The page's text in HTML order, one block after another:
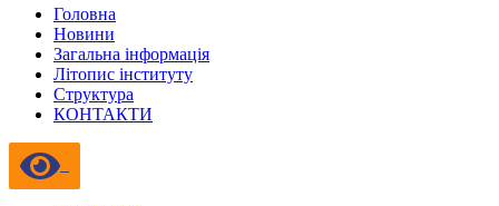
Головна
Новини
Загальна інформація
Літопис інституту
Структура
КОНТАКТИ